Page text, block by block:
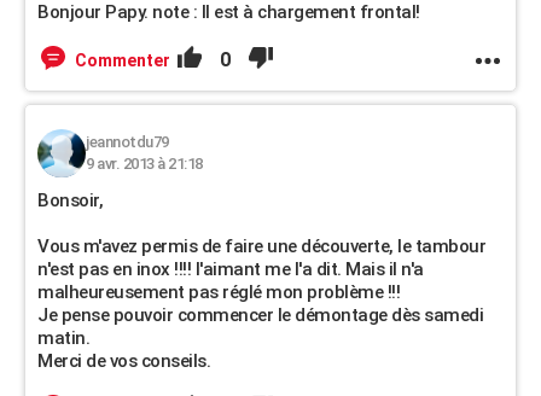
Bonjour Papy. note : ll est à chargement frontal!
Commenter 0
jeannotdu79
9 avr. 2013 à 21:18
Bonsoir,
Vous m'avez permis de faire une découverte, le tambour
n'est pas en inox !!!! l'aimant me l'a dit. Mais il n'a
malheureusement pas réglé mon problème !!!
Je pense pouvoir commencer le démontage dès samedi
matin.
Merci de vos conseils.